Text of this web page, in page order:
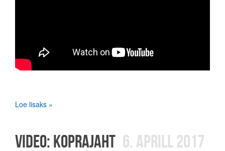
Loe lisaks »
VIDEO: KOPRAJAHT 6. APRILL 2017